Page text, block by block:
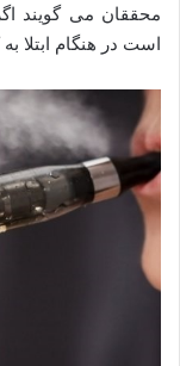
محققان می‌ گویند
است در هنگام ابتلا